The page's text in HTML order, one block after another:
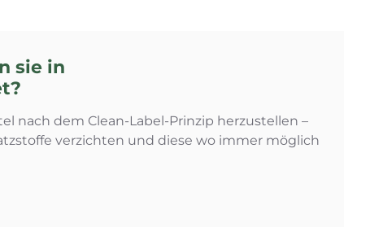
sie in
nach dem Clean-Label-Prinzip herzustellen –
verzichten und diese wo immer möglich